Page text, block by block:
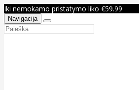
Iki nemokamo pristatymo liko €59.99
Navigacija